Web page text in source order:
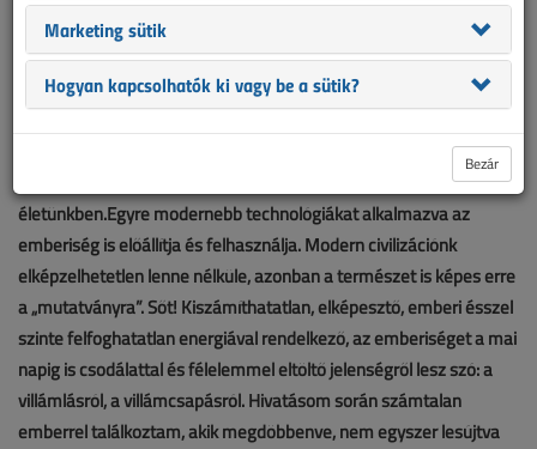
életünkben.Egyre modernebb technológiákat alkalmazva az
emberiség is előállítja és felhasználja. Modern civilizációnk
elképzelhetetlen lenne nélküle, azonban a természet is képes erre
a „mutatványra”. Sőt! Kiszámíthatatlan, elképesztő, emberi ésszel
szinte felfoghatatlan energiával rendelkező, az emberiséget a mai
napig is csodálattal és félelemmel eltöltő jelenségről lesz szó: a
villámlásról, a villámcsapásról. Hivatásom során számtalan
emberrel találkoztam, akik megdöbbenve, nem egyszer lesújtva
Marketing sütik
Hogyan kapcsolhatók ki vagy be a sütik?
Bezár